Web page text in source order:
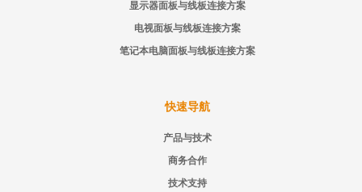
显示器面板与线板连接方案
电视面板与线板连接方案
笔记本电脑面板与线板连接方案
快速导航
产品与技术
商务合作
技术支持